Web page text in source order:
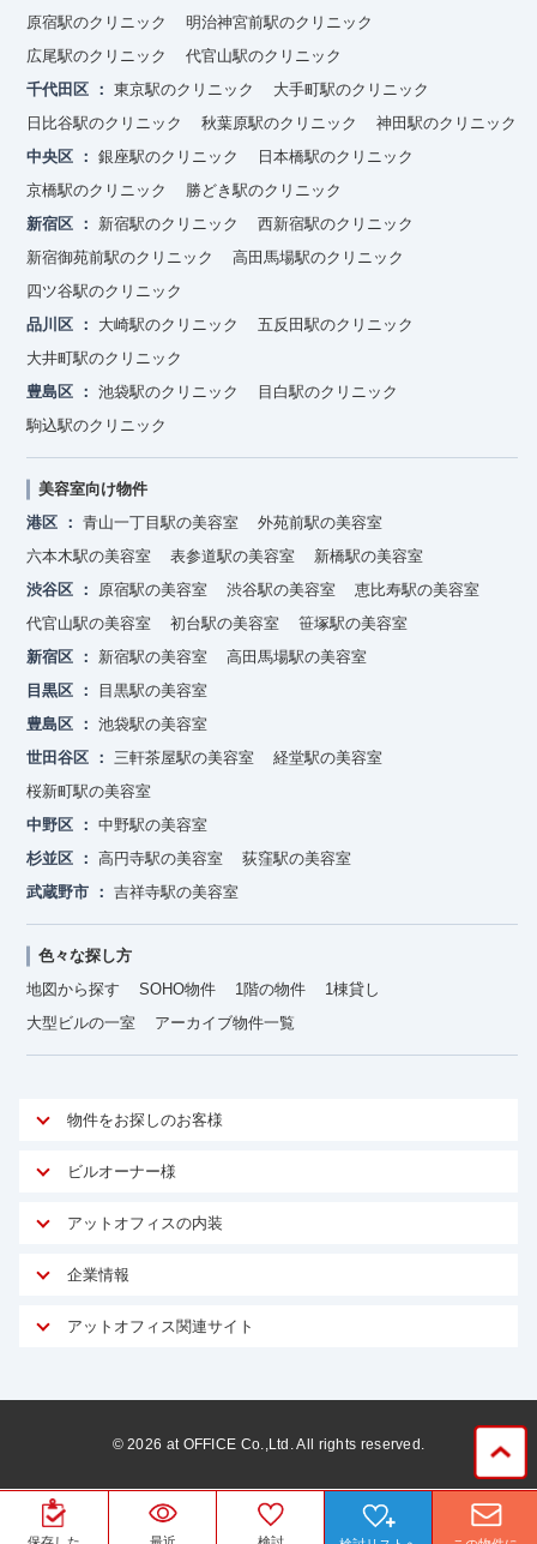
原宿駅のクリニック
明治神宮前駅のクリニック
広尾駅のクリニック
代官山駅のクリニック
千代田区
東京駅のクリニック
大手町駅のクリニック
日比谷駅のクリニック
秋葉原駅のクリニック
神田駅のクリニック
中央区
銀座駅のクリニック
日本橋駅のクリニック
京橋駅のクリニック
勝どき駅のクリニック
新宿区
新宿駅のクリニック
西新宿駅のクリニック
新宿御苑前駅のクリニック
高田馬場駅のクリニック
四ツ谷駅のクリニック
品川区
大崎駅のクリニック
五反田駅のクリニック
大井町駅のクリニック
豊島区
池袋駅のクリニック
目白駅のクリニック
駒込駅のクリニック
美容室向け物件
港区
青山一丁目駅の美容室
外苑前駅の美容室
六本木駅の美容室
表参道駅の美容室
新橋駅の美容室
渋谷区
原宿駅の美容室 渋谷駅の美容室
恵比寿駅の美容室
代官山駅の美容室
初台駅の美容室
笹塚駅の美容室
新宿区
新宿駅の美容室
高田馬場駅の美容室
目黒区
目黒駅の美容室
豊島区
池袋駅の美容室
世田谷区
三軒茶屋駅の美容室
経堂駅の美容室
桜新町駅の美容室
中野区
中野駅の美容室
杉並区
高円寺駅の美容室
荻窪駅の美容室
武蔵野市
吉祥寺駅の美容室
色々な探し方
地図から探す
SOHO物件 1階の物件
1棟貸し
大型ビルの一室
アーカイブ物件一覧
物件をお探しのお客様
アットオフィスが選ばれる理由
ご契約者様インタビュー
オフィスお役立ちコラム
ビルオーナー様
オーナー様向けサービス
マイソク作成
物件情報から成約賃料を予測
リノベーション
サブリース
ビルを売却してビジネス拡大
アットオフィスの内装
サービス内容
内装に関するよくある質問
企業情報
WEBフォームからお問い合わせ
アットオフィス関連サイト
アットレジデンス
ビルアド
ベンチャー・フォーラム
©2026 at OFFICE Co.,Ltd. All rights reserved.